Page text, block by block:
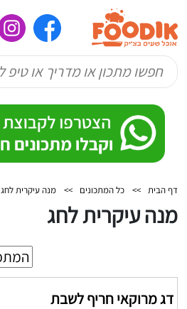
דף הבית >> כל המתכונים >> מנה עיקרית לחג
מנה עיקרית לחג
דג מרוקאי חריף לשבת